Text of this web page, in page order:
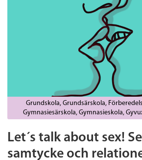
Grundskola Grundsärskola
Gymnasiesärskola Gymnasieskola
Let´s talk about sex!
samtycke och